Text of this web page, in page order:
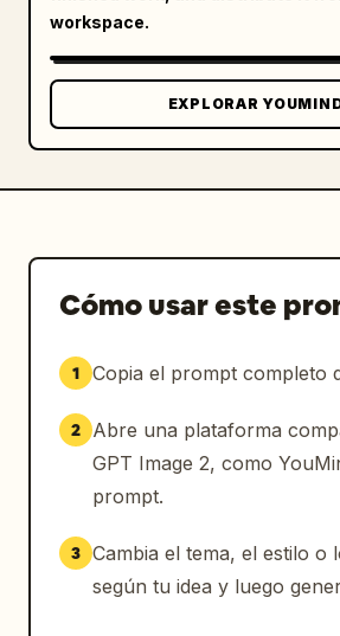
La iluminación es suave y
laminado, reflejos sutiles y
de seguridad holográficas. No
Composición limpia,
profesional. Ultradetallado,
workspace.
EXPLORAR
Cómo usar este
1 Copia el prompt completo
2
Abre una plataforma
GPT Image 2, como
prompt.
3 Cambia el tema, el estilo o
según tu idea y luego